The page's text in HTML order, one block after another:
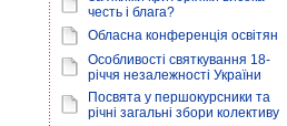
честь і блага?
Обласна конференція освітян
Особливості святкування 18-
річчя незалежності України
Посвята у першокурсники та
річні загальні збори колективу